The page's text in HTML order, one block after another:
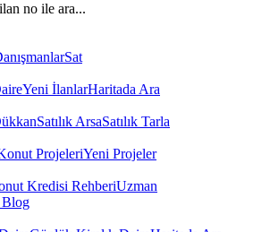
no ile ara...
Sat
Yeni İlanlarHaritada Ara
Satılık ArsaSatılık Tarla
ProjeleriYeni Projeler
Kredisi RehberiUzman
Blog